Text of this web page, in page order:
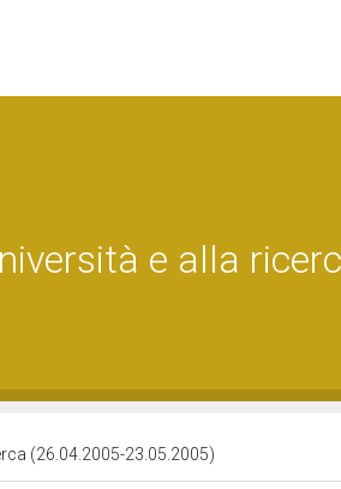
e alla
(26.04.2005-23.05.2005)